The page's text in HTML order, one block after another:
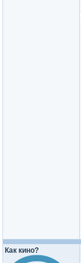
Как кино?